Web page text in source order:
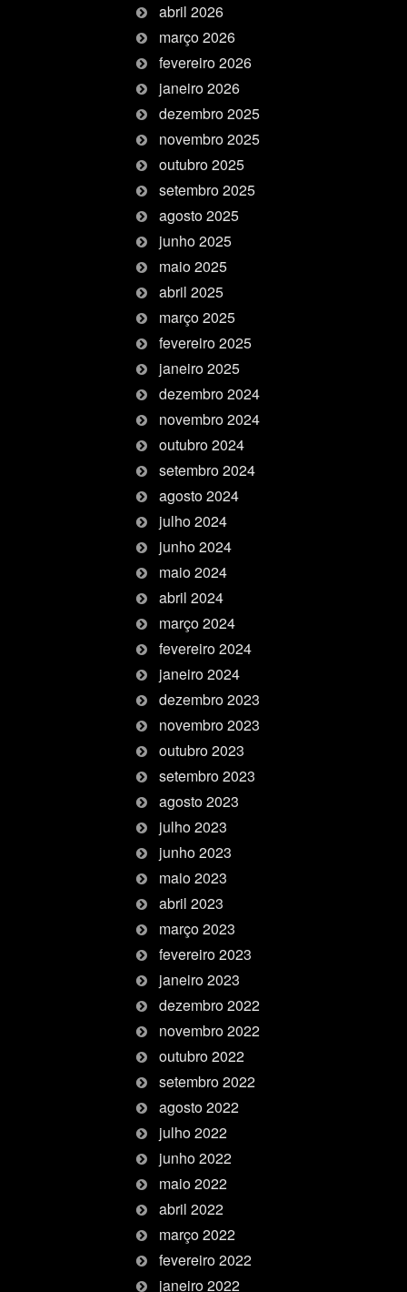
abril 2026
março 2026
fevereiro 2026
janeiro 2026
dezembro 2025
novembro 2025
outubro 2025
setembro 2025
agosto 2025
junho 2025
maio 2025
abril 2025
março 2025
fevereiro 2025
janeiro 2025
dezembro 2024
novembro 2024
outubro 2024
setembro 2024
agosto 2024
julho 2024
junho 2024
maio 2024
abril 2024
março 2024
fevereiro 2024
janeiro 2024
dezembro 2023
novembro 2023
outubro 2023
setembro 2023
agosto 2023
julho 2023
junho 2023
maio 2023
abril 2023
março 2023
fevereiro 2023
janeiro 2023
dezembro 2022
novembro 2022
outubro 2022
setembro 2022
agosto 2022
julho 2022
junho 2022
maio 2022
abril 2022
março 2022
fevereiro 2022
janeiro 2022